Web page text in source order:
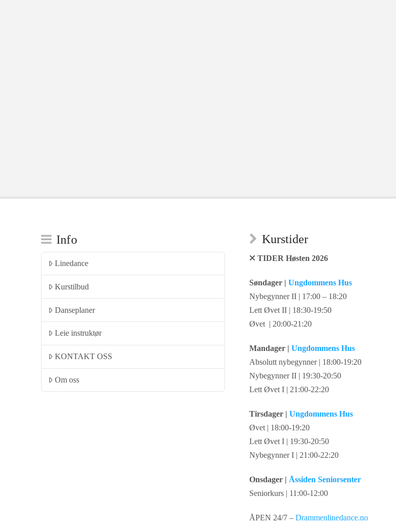
Info
Linedance
Kurstilbud
Danseplaner
Leie instruktør
KONTAKT OSS
Om oss
Kurstider
TIDER Høsten 2026
Søndager | Ungdommens Hus
Nybegynner II | 17:00 – 18:20
Lett Øvet II | 18:30-19:50
Øvet | 20:00-21:20
Mandager | Ungdommens Hus
Absolutt nybegynner | 18:00-19:20
Nybegynner II | 19:30-20:50
Lett Øvet I | 21:00-22:20
Tirsdager | Ungdommens Hus
Øvet | 18:00-19:20
Lett Øvet I | 19:30-20:50
Nybegynner I | 21:00-22:20
Onsdager | Åssiden Seniorsenter
Seniorkurs | 11:00-12:00
ÅPEN 24/7 – Drammenlinedance.no